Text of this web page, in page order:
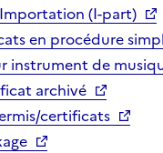
(I-part)
en procédure
instrument de
archivé
certificats